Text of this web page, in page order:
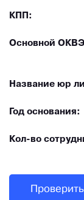
КПП:
Основной
Название юр
Год основания:
Кол-во